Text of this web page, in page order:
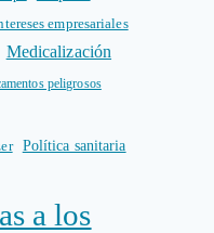
empresariales
Medicalización
peligrosos
Política sanitaria
a los